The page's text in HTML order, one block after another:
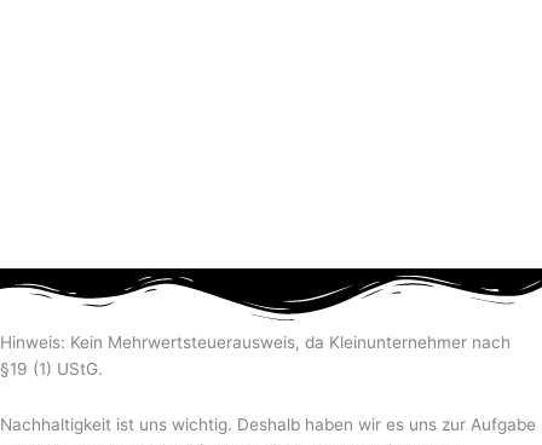
Hinweis: Kein Mehrwertsteuerausweis, da Kleinunternehmer nach
§19 (1) UStG.
Nachhaltigkeit ist uns wichtig. Deshalb haben wir es uns zur Aufgabe